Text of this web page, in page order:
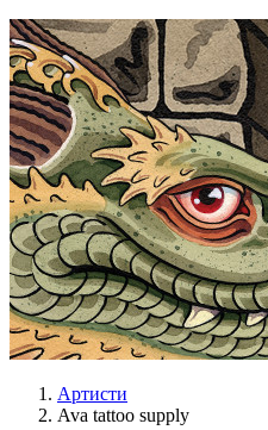
Артисти
Ava tattoo supply